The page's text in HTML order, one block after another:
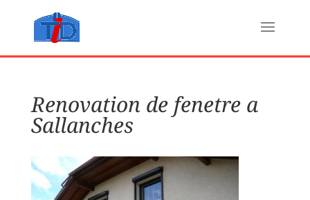
Renovation de fenetre a
Sallanches